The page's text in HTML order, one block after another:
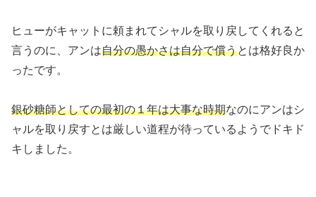
ヒューがキャットに頼まれてシャルを取り戻してくれると
言うのに、アンは自分の愚かさは自分で償うとは格好良か
ったです。
銀砂糖師としての最初の１年は大事な時期なのにアンはシ
ャルを取り戻すとは厳しい道程が待っているようでドキド
キしました。